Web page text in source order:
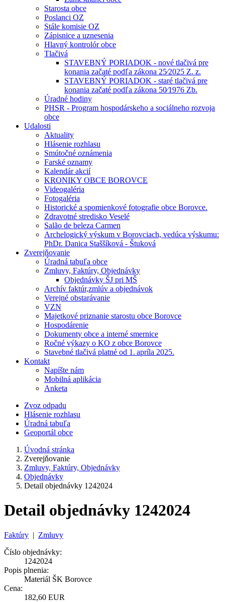
Starosta obce
Poslanci OZ
Stále komisie OZ
Zápisnice a uznesenia
Hlavný kontrolór obce
Tlačivá
STAVEBNÝ PORIADOK - nové tlačivá pre
konania začaté podľa zákona 25⁄2025 Z. z.
STAVEBNÝ PORIADOK - staré tlačivá pre
konania začaté podľa zákona 50⁄1976 Zb.
Úradné hodiny
PHSR - Program hospodárskeho a sociálneho rozvoja
obce
Udalosti
Aktuality
Hlásenie rozhlasu
Smútočné oznámenia
Farské oznamy
Kalendár akcií
KRONIKY OBCE BOROVCE
Videogaléria
Fotogaléria
Historické a spomienkové fotografie obce Borovce.
Zdravotné stredisko Veselé
Salão de beleza Carmen
Archelogický výskum v Borovciach, vedúca výskumu:
PhDr. Danica Staššíková - Štuková
Zverejňovanie
Úradná tabuľa obce
Zmluvy, Faktúry, Objednávky
Objednávky ŠJ pri MŠ
Archív faktúr,zmlúv a objednávok
Verejné obstarávanie
VZN
Majetkové priznanie starostu obce Borovce
Hospodárenie
Dokumenty obce a interné smernice
Ročné výkazy o KO z obce Borovce
Stavebné tlačivá platné od 1. apríla 2025.
Kontakt
Napíšte nám
Mobilná aplikácia
Anketa
Zvoz odpadu
Hlásenie rozhlasu
Úradná tabuľa
Geoportál obce
Úvodná stránka
Zverejňovanie
Zmluvy, Faktúry, Objednávky
Objednávky
Detail objednávky 1242024
Detail objednávky 1242024
Faktúry | Zmluvy
Číslo objednávky:
1242024
Popis plnenia:
Materiál ŠK Borovce
Cena:
182,60 EUR